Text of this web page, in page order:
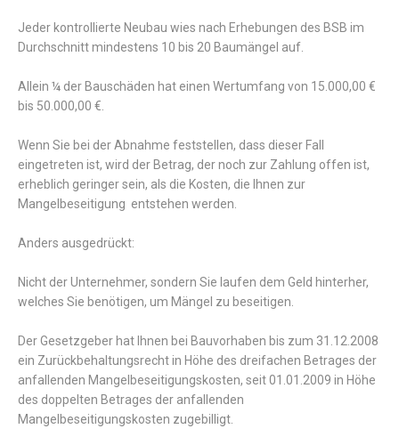
Jeder kontrollierte Neubau wies nach Erhebungen des BSB im
Durchschnitt mindestens 10 bis 20 Baumängel auf.
Allein ¼ der Bauschäden hat einen Wertumfang von 15.000,00 €
bis 50.000,00 €.
Wenn Sie bei der Abnahme feststellen, dass dieser Fall
eingetreten ist, wird der Betrag, der noch zur Zahlung offen ist,
erheblich geringer sein, als die Kosten, die Ihnen zur
Mangelbeseitigung entstehen werden.
Anders ausgedrückt:
Nicht der Unternehmer, sondern Sie laufen dem Geld hinterher,
welches Sie benötigen, um Mängel zu beseitigen.
Der Gesetzgeber hat Ihnen bei Bauvorhaben bis zum 31.12.2008
ein Zurückbehaltungsrecht in Höhe des dreifachen Betrages der
anfallenden Mangelbeseitigungskosten, seit 01.01.2009 in Höhe
des doppelten Betrages der anfallenden
Mangelbeseitigungskosten zugebilligt.